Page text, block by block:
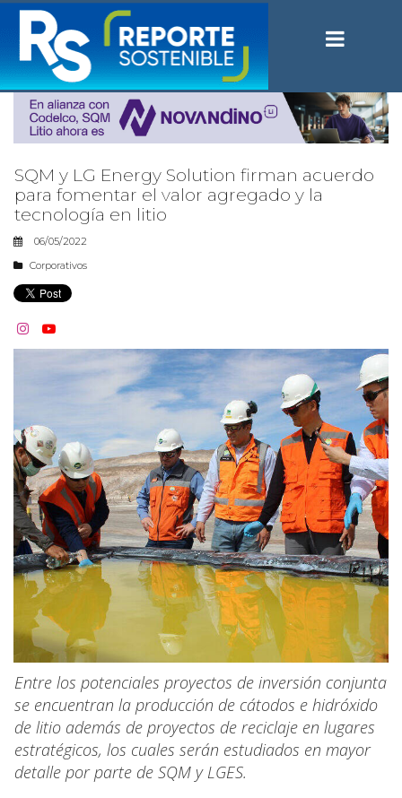
SQM y LG Energy Solution firman acuerdo
para fomentar el valor agregado y la
tecnología en litio
06/05/2022
Corporativos
 
Entre los potenciales proyectos de inversión conjunta
se encuentran la producción de cátodos e hidróxido
de litio además de proyectos de reciclaje en lugares
estratégicos, los cuales serán estudiados en mayor
detalle por parte de SQM y LGES.